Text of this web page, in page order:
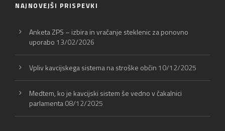
NAJNOVEJŠI PRISPEVKI
Anketa ZPS – izbira in vračanje steklenic za ponovno
uporabo 13/02/2026
Vpliv kavcijskega sistema na stroške občin 10/12/2025
Medtem, ko je kavcijski sistem še vedno v čakalnici
parlamenta08/12/2025